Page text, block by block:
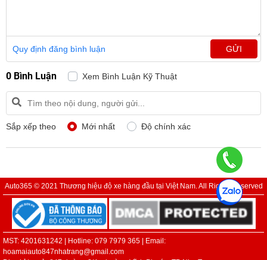
Quy định đăng bình luận GỬI
0 Bình Luận Xem Bình Luận Kỹ Thuật
Sắp xếp theo Mới nhất Độ chính xác
Auto365 © 2021 Thương hiệu độ xe hàng đầu tại Việt Nam. All Rights Reserved
MST: 4201631242 | Hotline: 079 7979 365 | Email:
hoamaiauto847nhatrang@gmail.com